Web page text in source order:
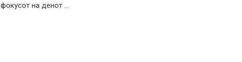
фокусот на денот ...